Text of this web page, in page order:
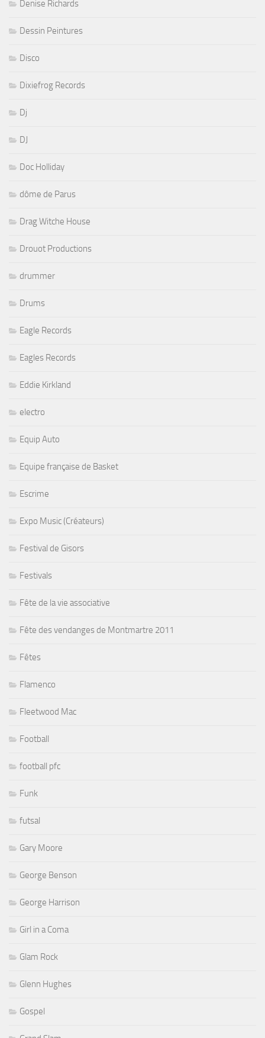
Denise Richards
Dessin Peintures
Disco
Dixiefrog Records
Dj
DJ
Doc Holliday
dôme de Parus
Drag Witche House
Drouot Productions
drummer
Drums
Eagle Records
Eagles Records
Eddie Kirkland
electro
Equip Auto
Equipe française de Basket
Escrime
Expo Music (Créateurs)
Festival de Gisors
Festivals
Fête de la vie associative
Fête des vendanges de Montmartre 2011
Fêtes
Flamenco
Fleetwood Mac
Football
football pfc
Funk
futsal
Gary Moore
George Benson
George Harrison
Girl in a Coma
Glam Rock
Glenn Hughes
Gospel